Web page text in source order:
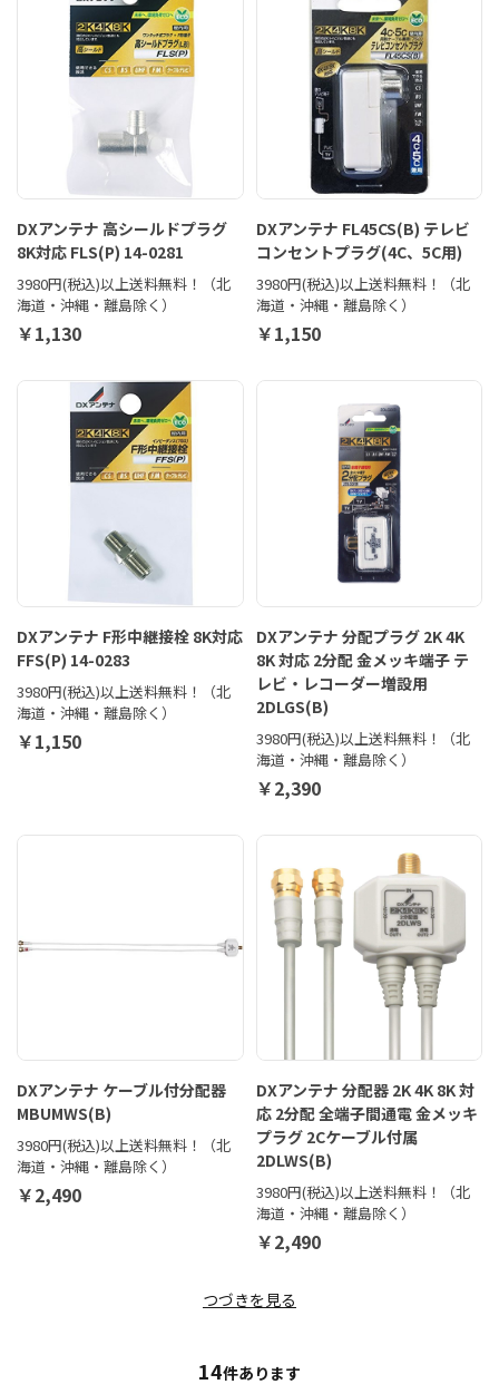
DXアンテナ 高シールドプラグ
8K対応 FLS(P) 14-0281
3980円(税込)以上送料無料！（北
海道・沖縄・離島除く）
￥1,130
DXアンテナ FL45CS(B) テレビ
コンセントプラグ(4C、5C用)
3980円(税込)以上送料無料！（北
海道・沖縄・離島除く）
￥1,150
DXアンテナ F形中継接栓 8K対応
FFS(P) 14-0283
3980円(税込)以上送料無料！（北
海道・沖縄・離島除く）
￥1,150
DXアンテナ 分配プラグ 2K 4K
8K 対応 2分配 金メッキ端子 テ
レビ・レコーダー増設用
2DLGS(B)
3980円(税込)以上送料無料！（北
海道・沖縄・離島除く）
￥2,390
DXアンテナ ケーブル付分配器
MBUMWS(B)
3980円(税込)以上送料無料！（北
海道・沖縄・離島除く）
￥2,490
DXアンテナ 分配器 2K 4K 8K 対
応 2分配 全端子間通電 金メッキ
プラグ 2Cケーブル付属
2DLWS(B)
3980円(税込)以上送料無料！（北
海道・沖縄・離島除く）
￥2,490
つづきを見る
14件あります